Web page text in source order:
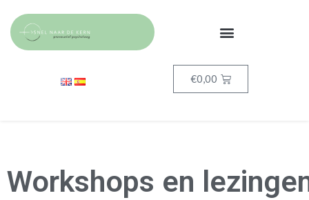
€0,00
Workshops en